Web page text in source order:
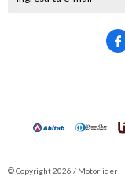

© Copyright 2026 / Motorlider